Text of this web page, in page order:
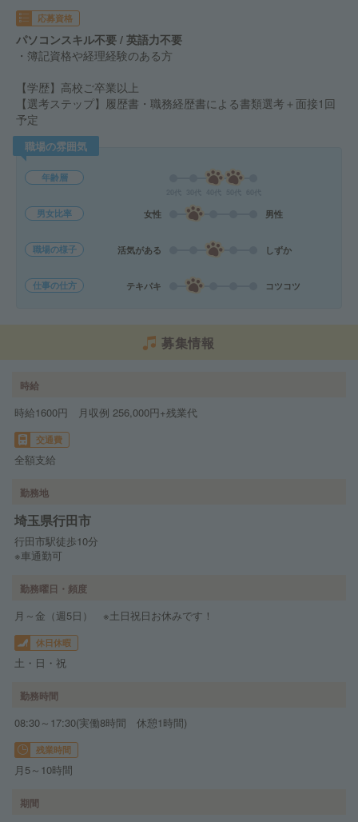
応募資格
パソコンスキル不要 / 英語力不要
・簿記資格や経理経験のある方
【学歴】高校ご卒業以上
【選考ステップ】履歴書・職務経歴書による書類選考＋面接1回
予定
職場の雰囲気
年齢層
男女比率 女性 男性
職場の様子 活気がある しずか
仕事の仕方 テキパキ コツコツ
募集情報
時給
時給1600円 月収例 256,000円+残業代
交通費
全額支給
勤務地
埼玉県行田市
行田市駅徒歩10分
※車通勤可
勤務曜日・頻度
月～金（週5日） ※土日祝日お休みです！
休日休暇
土・日・祝
勤務時間
08:30～17:30(実働8時間 休憩1時間)
残業時間
月5～10時間
期間